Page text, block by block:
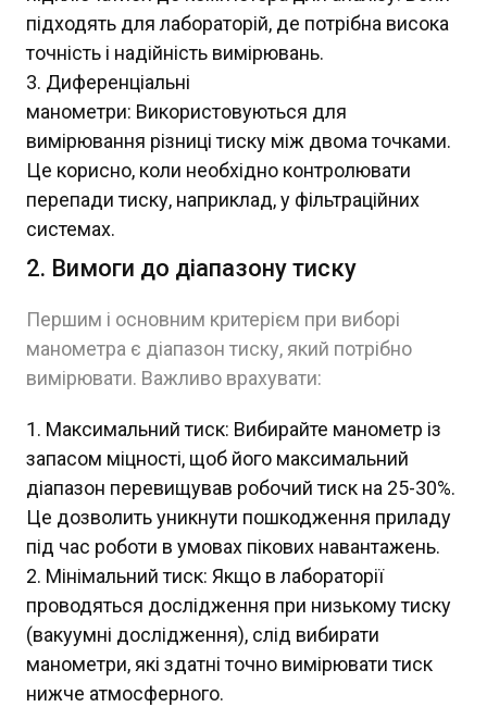
підходять для лабораторій, де потрібна висока
точність і надійність вимірювань.
Диференціальні
манометри: Використовуються для
вимірювання різниці тиску між двома точками.
Це корисно, коли необхідно контролювати
перепади тиску, наприклад, у фільтраційних
системах.
2. Вимоги до діапазону тиску
Першим і основним критерієм при виборі
манометра є діапазон тиску, який потрібно
вимірювати. Важливо врахувати:
Максимальний тиск: Вибирайте манометр із
запасом міцності, щоб його максимальний
діапазон перевищував робочий тиск на 25-30%.
Це дозволить уникнути пошкодження приладу
під час роботи в умовах пікових навантажень.
Мінімальний тиск: Якщо в лабораторії
проводяться дослідження при низькому тиску
(вакуумні дослідження), слід вибирати
манометри, які здатні точно вимірювати тиск
нижче атмосферного.